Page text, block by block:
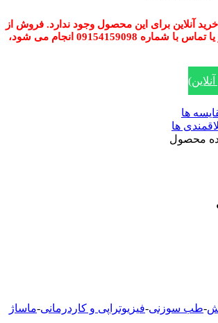
آنلاین برای این محصول وجود ندارد. فروش از
طریق ایتا، واتساپ و یا تماس با شماره 09154159098 انجام می شود،
ها
ها
محصول
-طب سوزنی-فیزیوتراپی و کاردرمانی-ماساژ